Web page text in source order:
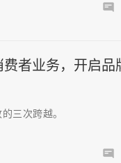
者业务，开启品
三次跨越。